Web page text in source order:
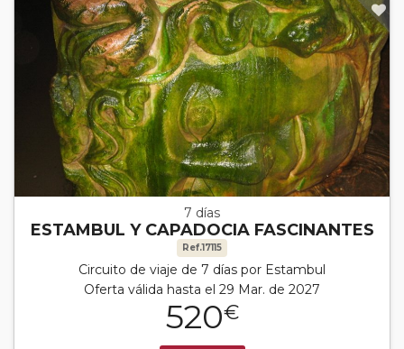
7 días
ESTAMBUL Y CAPADOCIA FASCINANTES
Ref.17115
Circuito de viaje de 7 días por Estambul
Oferta válida hasta el 29 Mar. de 2027
520€